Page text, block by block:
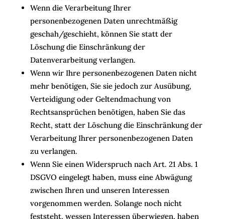
Wenn die Verarbeitung Ihrer
personenbezogenen Daten unrechtmäßig
geschah/geschieht, können Sie statt der
Löschung die Einschränkung der
Datenverarbeitung verlangen.
Wenn wir Ihre personenbezogenen Daten nicht
mehr benötigen, Sie sie jedoch zur Ausübung,
Verteidigung oder Geltendmachung von
Rechtsansprüchen benötigen, haben Sie das
Recht, statt der Löschung die Einschränkung der
Verarbeitung Ihrer personenbezogenen Daten
zu verlangen.
Wenn Sie einen Widerspruch nach Art. 21 Abs. 1
DSGVO eingelegt haben, muss eine Abwägung
zwischen Ihren und unseren Interessen
vorgenommen werden. Solange noch nicht
feststeht, wessen Interessen überwiegen, haben